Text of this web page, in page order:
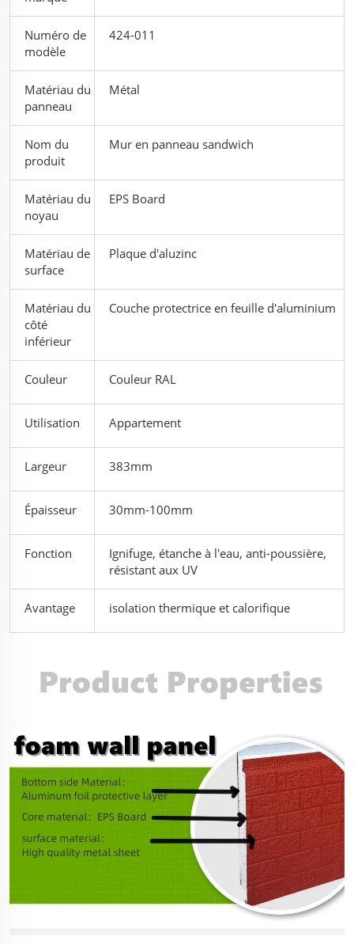
Numéro de
modèle
424-011
Matériau du
panneau
Métal
Nom du
produit
Mur en panneau sandwich
Matériau du
noyau
EPS Board
Matériau de
surface
Plaque d'aluzinc
Matériau du
côté
inférieur
Couche protectrice en feuille d'aluminium
Couleur Couleur RAL
Utilisation Appartement
Largeur 383mm
Épaisseur 30mm-100mm
Fonction
Ignifuge, étanche à l'eau, anti-poussière,
résistant aux UV
Avantage isolation thermique et calorifique